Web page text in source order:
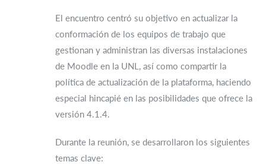
El encuentro centró su objetivo en actualizar la
conformación de los equipos de trabajo que
gestionan y administran las diversas instalaciones
de Moodle en la UNL, así como compartir la
política de actualización de la plataforma, haciendo
especial hincapié en las posibilidades que ofrece la
versión 4.1.4.
Durante la reunión, se desarrollaron los siguientes
temas clave: